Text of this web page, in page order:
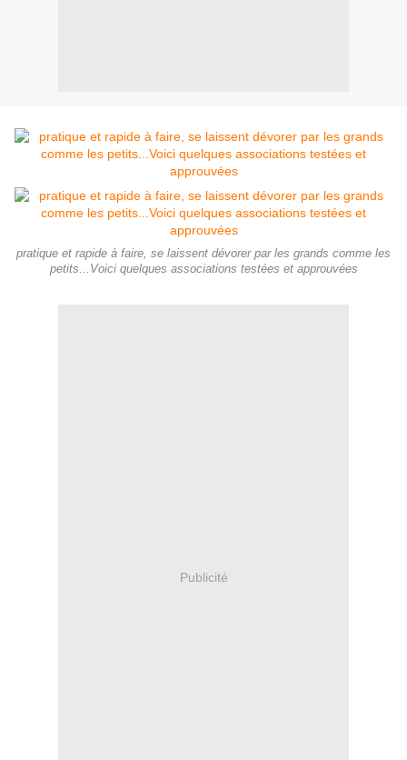
pratique et rapide à faire, se laissent dévorer par les grands comme les
petits...Voici quelques associations testées et approuvées
Publicité